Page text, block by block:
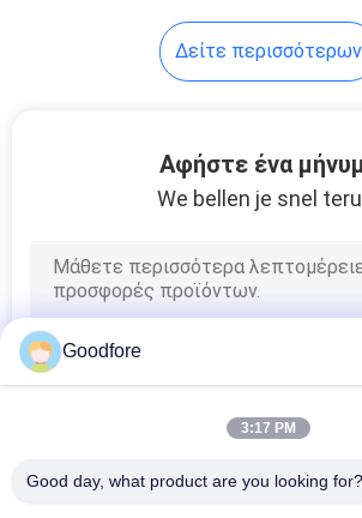
Τροποποίηση
μηχανήματα
αργαλειός
Δείτε περισσότερων
Αφήστε ένα
We bellen je snel
Goodfore
3:17 PM
Good day, what product are you looking for?